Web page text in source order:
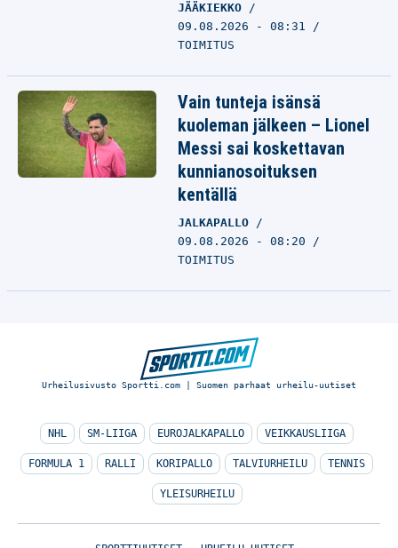
JÄÄKIEKKO
09.08.2026 - 08:31
TOIMITUS
Vain tunteja isänsä
kuoleman jälkeen – Lionel
Messi sai koskettavan
kunnianosoituksen
kentällä
JALKAPALLO
09.08.2026 - 08:20
TOIMITUS
Urheilusivusto Sportti.com | Suomen parhaat urheilu-uutiset
NHL SM-LIIGA EUROJALKAPALLO VEIKKAUSLIIGA
FORMULA 1 RALLI KORIPALLO TALVIURHEILU TENNIS
YLEISURHEILU